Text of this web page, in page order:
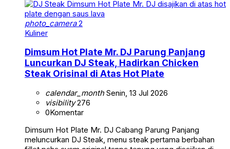
photo_camera2
Kuliner
Dimsum Hot Plate Mr. DJ Parung Panjang
Luncurkan DJ Steak, Hadirkan Chicken
Steak Orisinal di Atas Hot Plate
calendar_monthSenin, 13 Jul 2026
visibility276
0Komentar
Dimsum Hot Plate Mr. DJ Cabang Parung Panjang
meluncurkan DJ Steak, menu steak pertama berbahan